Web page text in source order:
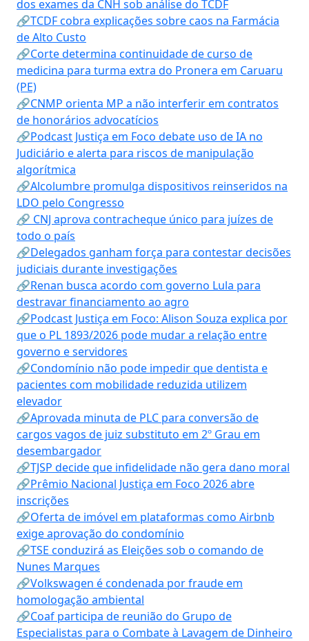
dos exames da CNH sob análise do TCDF
🔗TCDF cobra explicações sobre caos na Farmácia
de Alto Custo
🔗Corte determina continuidade de curso de
medicina para turma extra do Pronera em Caruaru
(PE)
🔗CNMP orienta MP a não interferir em contratos
de honorários advocatícios
🔗Podcast Justiça em Foco debate uso de IA no
Judiciário e alerta para riscos de manipulação
algorítmica
🔗Alcolumbre promulga dispositivos reinseridos na
LDO pelo Congresso
🔗 CNJ aprova contracheque único para juízes de
todo o país
🔗Delegados ganham força para contestar decisões
judiciais durante investigações
🔗Renan busca acordo com governo Lula para
destravar financiamento ao agro
🔗Podcast Justiça em Foco: Alison Souza explica por
que o PL 1893/2026 pode mudar a relação entre
governo e servidores
🔗Condomínio não pode impedir que dentista e
pacientes com mobilidade reduzida utilizem
elevador
🔗Aprovada minuta de PLC para conversão de
cargos vagos de juiz substituto em 2º Grau em
desembargador
🔗TJSP decide que infidelidade não gera dano moral
🔗Prêmio Nacional Justiça em Foco 2026 abre
inscrições
🔗Oferta de imóvel em plataformas como Airbnb
exige aprovação do condomínio
🔗TSE conduzirá as Eleições sob o comando de
Nunes Marques
🔗Volkswagen é condenada por fraude em
homologação ambiental
🔗Coaf participa de reunião do Grupo de
Especialistas para o Combate à Lavagem de Dinheiro